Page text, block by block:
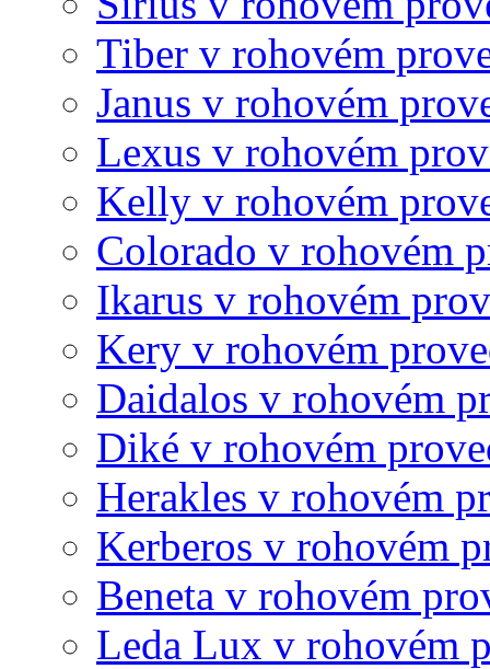
Tiber v rohovém
Janus v rohovém
Lexus v rohovém
Kelly v rohovém
Colorado v rohovém
Ikarus v rohovém
Kery v rohovém
Daidalos v rohovém
Diké v rohovém
Herakles v rohovém
Kerberos v rohovém
Beneta v rohovém
Leda Lux v rohovém